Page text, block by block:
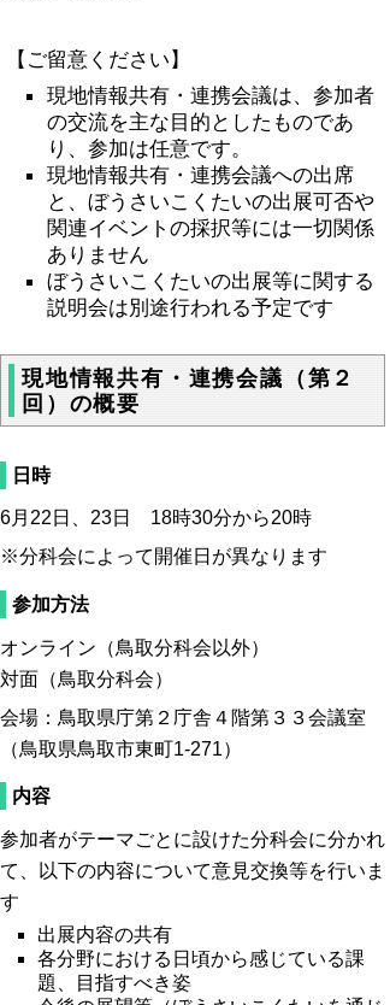
【ご留意ください】
現地情報共有・連携会議は、参加者
の交流を主な目的としたものであ
り、参加は任意です。
現地情報共有・連携会議への出席
と、ぼうさいこくたいの出展可否や
関連イベントの採択等には一切関係
ありません
ぼうさいこくたいの出展等に関する
説明会は別途行われる予定です
現地情報共有・連携会議（第２
回）の概要
日時
6月22日、23日 18時30分から20時
※分科会によって開催日が異なります
参加方法
オンライン（鳥取分科会以外）
対面（鳥取分科会）
会場：鳥取県庁第２庁舎４階第３３会議室
（鳥取県鳥取市東町1-271）
内容
参加者がテーマごとに設けた分科会に分かれ
て、以下の内容について意見交換等を行いま
す
出展内容の共有
各分野における日頃から感じている課
題、目指すべき姿